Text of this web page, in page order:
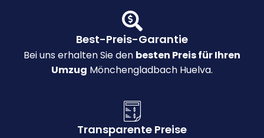
Best-Preis-Garantie
Bei uns erhalten Sie den besten Preis für Ihren
Umzug Mönchengladbach Huelva.
Transparente Preise